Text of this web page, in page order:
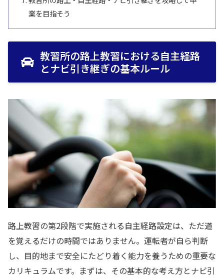
業を目指そう
教習所の路上教習における自主経路
とナビ引き継ぎの基本ルール
路上教習の第2段階で実施される自主経路設定は、ただ道
を覚えるだけの時間ではありません。運転者が自ら判断
し、目的地まで安全にたどり着く能力を養うための重要な
カリキュラムです。まずは、その基本的な考え方とナビ引